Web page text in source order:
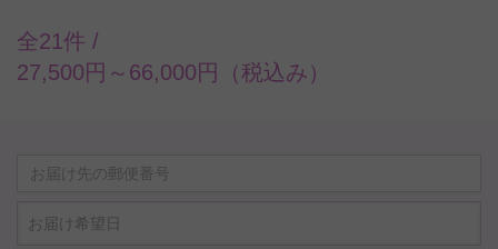
全21件 /
27,500円～66,000円（税込み）
お届け希望日